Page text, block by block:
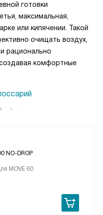
готовки
максимальная,
или кипячении. Такой
очищать воздух,
рационально
комфортные
NO-DROP
MOVE 60